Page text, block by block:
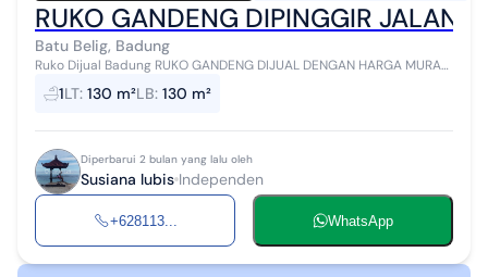
RUKO GANDENG DIPINGGIR JALAN
Batu Belig, Badung
Ruko Dijual Badung RUKO GANDENG DIJUAL DENGAN HARGA MURAH
. DIPINGGIR JALAN RAYA,SANGAT STRATEGIS UNTUK USAHA DAN
INVESTASI DAN HARGA NEGO LANGSUN...
1LT: 130 m²LB: 130 m²
Diperbarui 2 bulan yang lalu oleh
Susiana lubis Independen
+628113... WhatsApp